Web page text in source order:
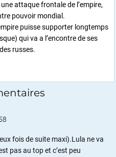
attaque frontale de l’empire,
pouvoir mondial.
puisse supporter longtemps
qui va a l’encontre de ses
russes.
fois de suite maxi).Lula ne va
pas au top et c’est peu